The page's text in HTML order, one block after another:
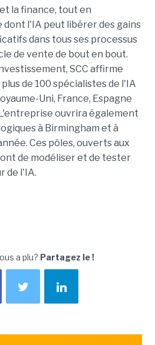
la finance, tout en
dont l'IA peut libérer des gains
dans tous ses processus
de vente de bout en bout.
SCC affirme
de 100 spécialistes de l'IA
Uni, France, Espagne
ouvrira également
à Birmingham et à
Ces pôles, ouverts aux
de modéliser et de tester
de l'IA.
a plu? Partagez le !